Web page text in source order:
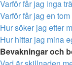
Varför får jag inga
Varför får jag en
Hur söker jag efter
Hur hittar jag mina
Bevakningar och